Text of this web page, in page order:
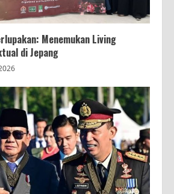
Menemukan Living
di Jepang